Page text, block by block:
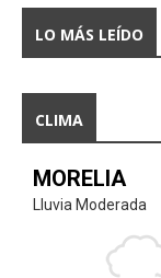
LO MÁS LEÍDO
CLIMA
MORELIA
Lluvia Moderada